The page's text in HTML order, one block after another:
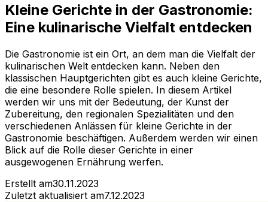
Kleine Gerichte in der Gastronomie:
Eine kulinarische Vielfalt entdecken
Die Gastronomie ist ein Ort, an dem man die Vielfalt der
kulinarischen Welt entdecken kann. Neben den
klassischen Hauptgerichten gibt es auch kleine Gerichte,
die eine besondere Rolle spielen. In diesem Artikel
werden wir uns mit der Bedeutung, der Kunst der
Zubereitung, den regionalen Spezialitäten und den
verschiedenen Anlässen für kleine Gerichte in der
Gastronomie beschäftigen. Außerdem werden wir einen
Blick auf die Rolle dieser Gerichte in einer
ausgewogenen Ernährung werfen.
Erstellt am30.11.2023
Zuletzt aktualisiert am7.12.2023